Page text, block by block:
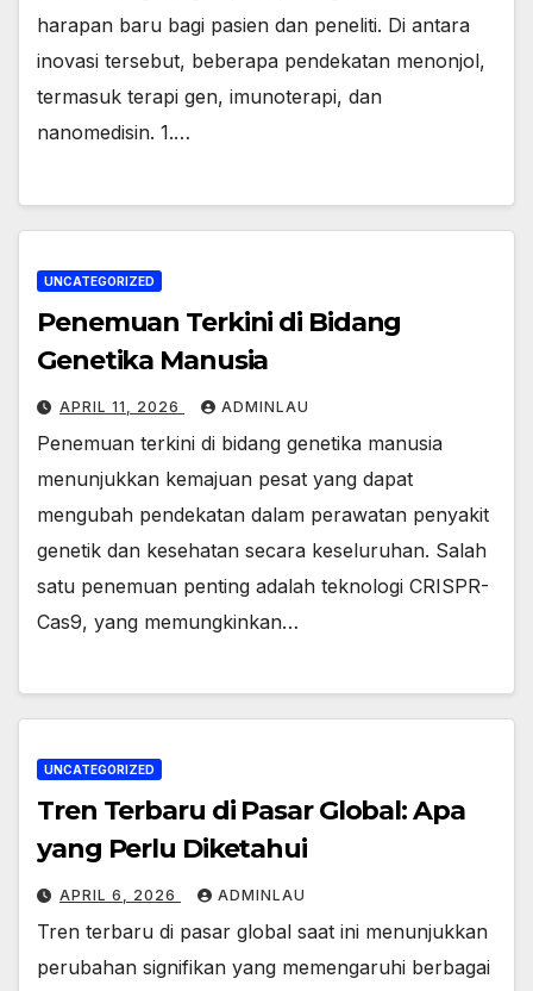
harapan baru bagi pasien dan peneliti. Di antara
inovasi tersebut, beberapa pendekatan menonjol,
termasuk terapi gen, imunoterapi, dan
nanomedisin. 1.…
UNCATEGORIZED
Penemuan Terkini di Bidang
Genetika Manusia
APRIL 11, 2026 ADMINLAU
Penemuan terkini di bidang genetika manusia
menunjukkan kemajuan pesat yang dapat
mengubah pendekatan dalam perawatan penyakit
genetik dan kesehatan secara keseluruhan. Salah
satu penemuan penting adalah teknologi CRISPR-
Cas9, yang memungkinkan…
UNCATEGORIZED
Tren Terbaru di Pasar Global: Apa
yang Perlu Diketahui
APRIL 6, 2026 ADMINLAU
Tren terbaru di pasar global saat ini menunjukkan
perubahan signifikan yang memengaruhi berbagai